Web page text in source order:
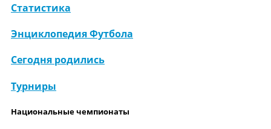
Статистика
Энциклопедия Футбола
Сегодня родились
Турниры
Национальные чемпионаты